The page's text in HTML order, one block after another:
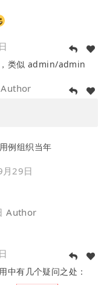
类似 admin/admin
Author
例组织当年
29日
Author
中有几个疑问之处：